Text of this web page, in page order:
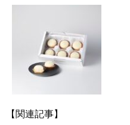
【関連記事】